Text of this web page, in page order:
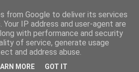
from Google to deliver its services
IP address and user-agent are
with performance and security
of service, generate usage
and address abuse.
MORE GOT IT